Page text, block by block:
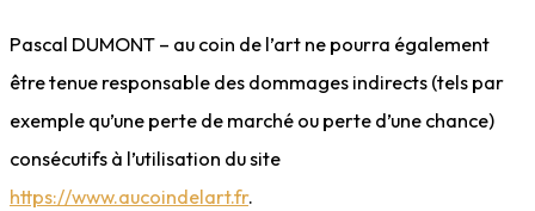
Pascal DUMONT – au coin de l’art ne pourra également
être tenue responsable des dommages indirects (tels par
exemple qu’une perte de marché ou perte d’une chance)
consécutifs à l’utilisation du site
https://www.aucoindelart.fr.